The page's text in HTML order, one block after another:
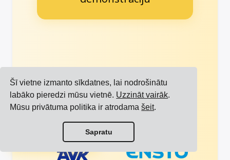
Šī vietne izmanto sīkdatnes, lai nodrošinātu
labāko pieredzi mūsu vietnē. Uzzināt vairāk.
Mūsu privātuma politika ir atrodamašeit.
Sapratu
starptautiskie zīmoli
atsauces
Skatīt visas integrācijas
Skatīt visus pārvadātājus